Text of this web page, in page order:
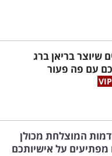
שיוצר בריאן ברג
עם פה פעור
המוצלחת מכולן
מפתיעים על אישיותכם